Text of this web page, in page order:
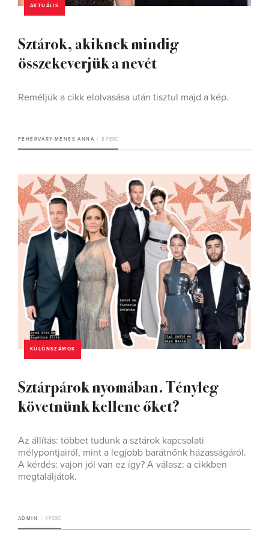
AKTUÁLIS
Sztárok, akiknek mindig
összekeverjük a nevét
Reméljük a cikk elolvasása után tisztul majd a kép.
FEHÉRVÁRY-MÉNES ANNA 8 PERC
KÜLÖNSZÁMOK
Sztárpárok nyomában. Tényleg
követnünk kellene őket?
Az állítás: többet tudunk a sztárok kapcsolati
mélypontjairól, mint a legjobb barátnőnk házasságáról.
A kérdés: vajon jól van ez így? A válasz: a cikkben
megtaláljátok.
ADMIN 4 PERC